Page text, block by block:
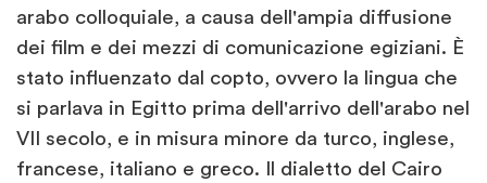
arabo colloquiale, a causa dell'ampia diffusione
dei film e dei mezzi di comunicazione egiziani. È
stato influenzato dal copto, ovvero la lingua che
si parlava in Egitto prima dell'arrivo dell'arabo nel
VII secolo, e in misura minore da turco, inglese,
francese, italiano e greco. Il dialetto del Cairo